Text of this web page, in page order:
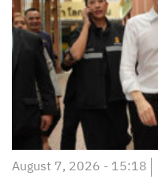
August 7, 2026 - 15:18